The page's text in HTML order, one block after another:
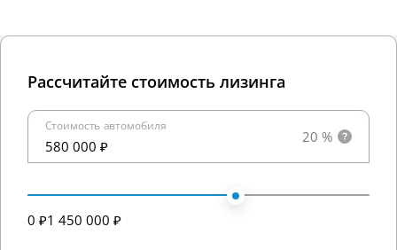
Рассчитайте стоимость лизинга
Стоимость автомобиля
580 000 ₽
20 %
0 ₽1 450 000 ₽